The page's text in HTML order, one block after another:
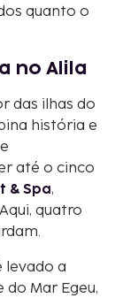
quanto o
no Alila
das ilhas do
história e
até o cinco
& Spa,
quatro
levado a
do Mar Egeu,